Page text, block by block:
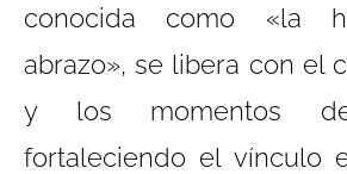
conocida como «la
abrazo», se libera con el
y los momentos
fortaleciendo el vínculo